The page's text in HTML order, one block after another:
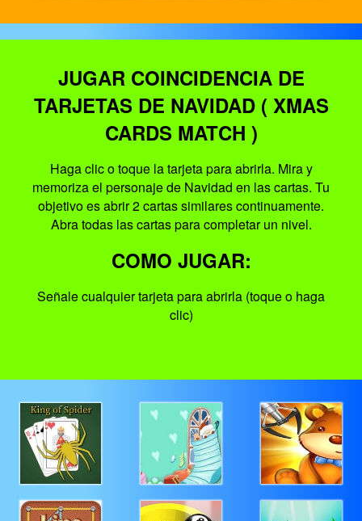
JUGAR COINCIDENCIA DE
TARJETAS DE NAVIDAD ( XMAS
CARDS MATCH )
Haga clic o toque la tarjeta para abrirla. Mira y
memoriza el personaje de Navidad en las cartas. Tu
objetivo es abrir 2 cartas similares continuamente.
Abra todas las cartas para completar un nivel.
COMO JUGAR:
Señale cualquier tarjeta para abrirla (toque o haga
clic)